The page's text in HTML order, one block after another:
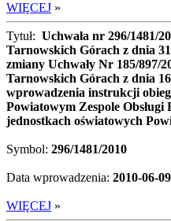
WIĘCEJ »
Tytuł: Uchwała nr 296/1481/
Tarnowskich Górach z dnia
zmiany Uchwały Nr 185/897/
Tarnowskich Górach z dnia
wprowadzenia instrukcji
Powiatowym Zespole
jednostkach oświatowych
Symbol: 296/1481/2010
Data wprowadzenia: 2010-06-09
WIĘCEJ »